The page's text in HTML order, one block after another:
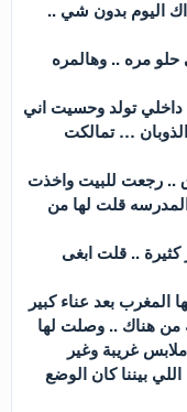
اليوم بدون شي ..
حلو مره .. وهالمره
تولد وحسيت اني
… تمالكت
.. رجعت للبيت واخذت
قلت لها من
.. قلت ابغى
المغرب بعد عناء كبير
من هناك .. وصلت لها
غريبة وغير
بيننا كان الوضع